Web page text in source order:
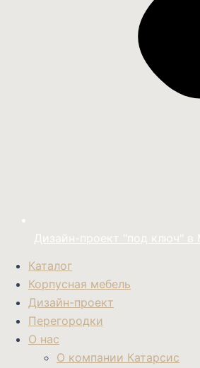
Каталог
Корпусная мебель
Дизайн-проект
Перегородки
О нас
О компании Катарсис
Дизайн-проект "под ключ" в